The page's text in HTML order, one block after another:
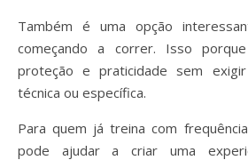
Também é uma opção
começando a correr. Isso
proteção e praticidade sem
técnica ou específica.
Para quem já treina com
pode ajudar a criar uma